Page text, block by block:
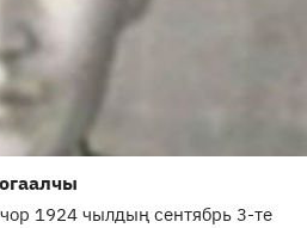
1924 чылдың сентябрь 3-те